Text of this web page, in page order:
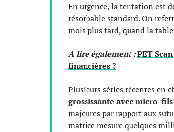
En urgence, la tentation est
résorbable standard. On
mois plus tard, quand la
A lire également :PET
financières ?
Plusieurs séries récentes en
grossissante avec micro-
majeures par rapport aux
matrice mesure quelques